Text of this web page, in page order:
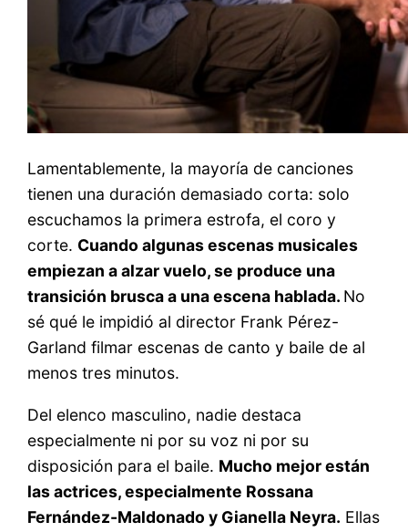
Lamentablemente, la mayoría de canciones
tienen una duración demasiado corta: solo
escuchamos la primera estrofa, el coro y
corte. Cuando algunas escenas musicales
empiezan a alzar vuelo, se produce una
transición brusca a una escena hablada. No
sé qué le impidió al director Frank Pérez-
Garland filmar escenas de canto y baile de al
menos tres minutos.
Del elenco masculino, nadie destaca
especialmente ni por su voz ni por su
disposición para el baile. Mucho mejor están
las actrices, especialmente Rossana
Fernández-Maldonado y Gianella Neyra. Ellas